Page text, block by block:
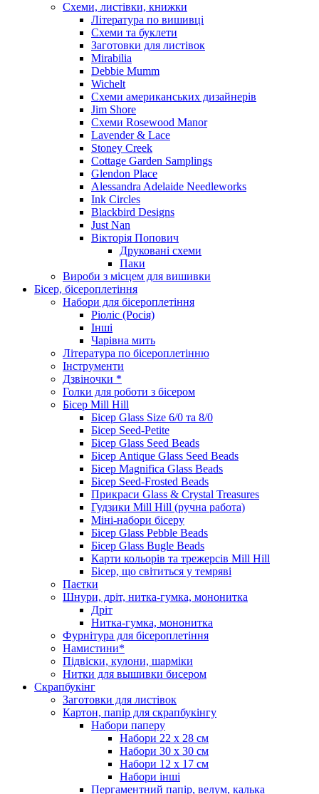
Схеми, листівки, книжки
Література по вишивці
Схеми та буклети
Заготовки для листівок
Mirabilia
Debbie Mumm
Wichelt
Схеми американських дизайнерів
Jim Shore
Cхеми Rosewood Manor
Lavender & Lace
Stoney Creek
Cottage Garden Samplings
Glendon Place
Alessandra Adelaide Needleworks
Ink Circles
Blackbird Designs
Just Nan
Вікторія Попович
Друковані схеми
Паки
Вироби з місцем для вишивки
Бісер, бісероплетіння
Набори для бісероплетіння
Ріоліс (Росія)
Інші
Чарівна мить
Література по бісероплетінню
Інструменти
Дзвіночки *
Голки для роботи з бісером
Бісер Mill Hill
Бісер Glass Size 6/0 та 8/0
Бісер Seed-Petite
Бісер Glass Seed Beads
Бісер Antique Glass Seed Beads
Бісер Magnifica Glass Beads
Бісер Seed-Frosted Beads
Прикраси Glass & Crystal Treasures
Гудзики Mill Hill (ручна работа)
Міні-набори бісеру
Бісер Glass Pebble Beads
Бісер Glass Bugle Beads
Карти кольорів та трежерсів Mill Hill
Бісер, що світиться у темряві
Паєтки
Шнури, дріт, нитка-гумка, мононитка
Дріт
Нитка-гумка, мононитка
Фурнітура для бісероплетіння
Намистини*
Підвіски, кулони, шарміки
Нитки для вышивки бисером
Скрапбукінг
Заготовки для листівок
Картон, папір для скрапбукінгу
Набори паперу
Набори 22 х 28 см
Набори 30 х 30 см
Набори 12 х 17 см
Набори інші
Пергаментний папір, велум, калька